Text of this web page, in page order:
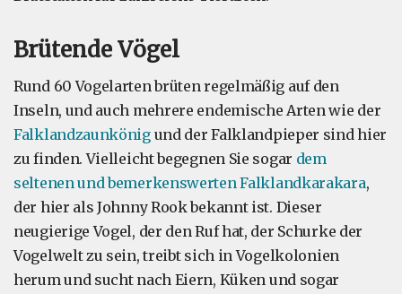
Brütende Vögel
Rund 60 Vogelarten brüten regelmäßig auf den
Inseln, und auch mehrere endemische Arten wie der
Falklandzaunkönigund der Falklandpieper sind hier
zu finden. Vielleicht begegnen Sie sogar dem
seltenen und bemerkenswerten Falklandkarakara,
der hier als Johnny Rook bekannt ist. Dieser
neugierige Vogel, der den Ruf hat, der Schurke der
Vogelwelt zu sein, treibt sich in Vogelkolonien
herum und sucht nach Eiern, Küken und sogar